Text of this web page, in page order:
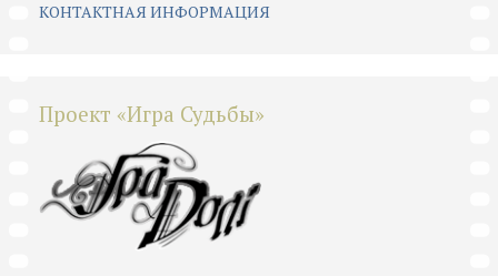
КОНТАКТНАЯ ИНФОРМАЦИЯ
Проект «Игра Судьбы»